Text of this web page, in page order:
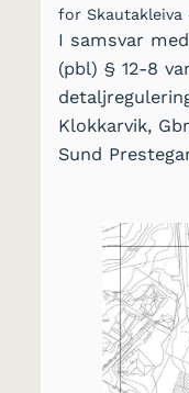
for Skautakleiva
I samsvar
(pbl) § 12-8
Klokkarvik,
Sund